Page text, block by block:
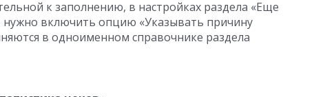
к заполнению, в настройках раздела «Еще
включить опцию «Указывать причину
в одноименном справочнике раздела